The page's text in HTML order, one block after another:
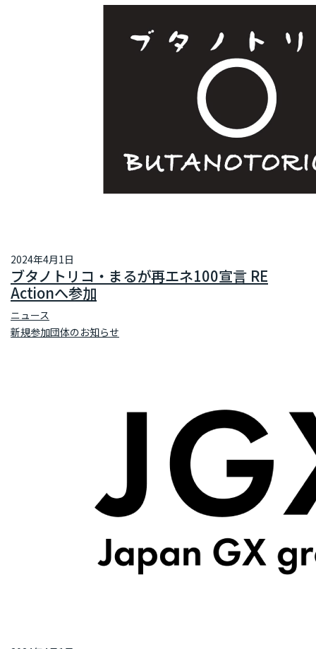
2024年4月1日
ブタノトリコ・まるが再エネ100宣言 RE
Actionへ参加
ニュース
新規参加団体のお知らせ